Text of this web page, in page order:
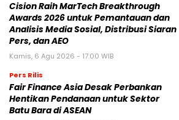
Cision Raih MarTech Breakthrough
Awards 2026 untuk Pemantauan dan
Analisis Media Sosial, Distribusi Siaran
Pers, dan AEO
Kamis, 6 Agu 2026 - 17:00 WIB
Pers Rilis
Fair Finance Asia Desak Perbankan
Hentikan Pendanaan untuk Sektor
Batu Bara di ASEAN